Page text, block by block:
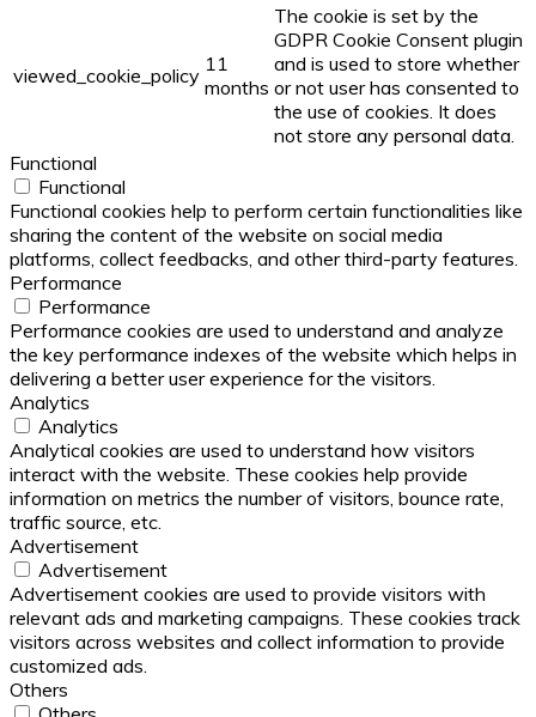
viewed_cookie_policy 11
months
The cookie is set by the
GDPR Cookie Consent plugin
and is used to store whether
or not user has consented to
the use of cookies. It does
not store any personal data.
Functional
Functional
Functional cookies help to perform certain functionalities like
sharing the content of the website on social media
platforms, collect feedbacks, and other third-party features.
Performance
Performance
Performance cookies are used to understand and analyze
the key performance indexes of the website which helps in
delivering a better user experience for the visitors.
Analytics
Analytics
Analytical cookies are used to understand how visitors
interact with the website. These cookies help provide
information on metrics the number of visitors, bounce rate,
traffic source, etc.
Advertisement
Advertisement
Advertisement cookies are used to provide visitors with
relevant ads and marketing campaigns. These cookies track
visitors across websites and collect information to provide
customized ads.
Others